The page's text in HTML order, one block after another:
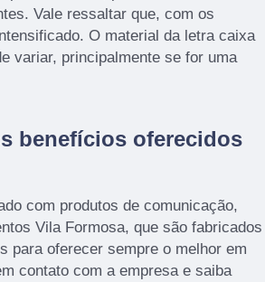
Vale ressaltar que, com os
O material da letra caixa
variar, principalmente se for uma
benefícios oferecidos
com produtos de comunicação,
Vila Formosa, que são fabricados
para oferecer sempre o melhor em
contato com a empresa e saiba